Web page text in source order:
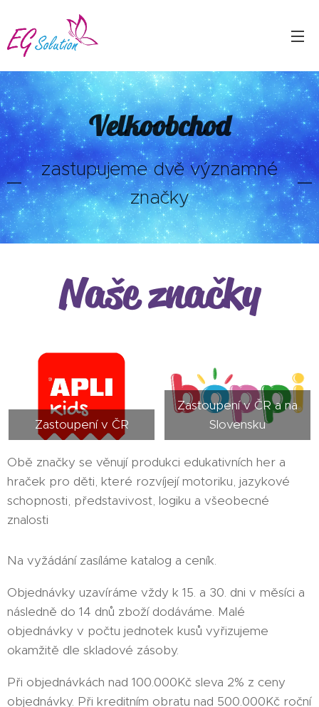
Velkoobchod
zastupujeme dvě významné
značky
Naše značky
Zastoupení v ČR
Zastoupení v ČR a na
Slovensku
Obě značky se věnují produkci edukativních her a
hraček pro děti, které rozvíjejí motoriku, jazykové
schopnosti, představivost, logiku a všeobecné
znalosti
Na vyžádání zasíláme katalog a ceník.
Objednávky uzavíráme vždy k 15. a 30. dni v měsíci a
následně do 14 dnů zboží dodáváme. Malé
objednávky v počtu jednotek kusů vyřizujeme
okamžitě dle skladové zásoby.
Při objednávkách nad 100.000Kč sleva 2% z ceny
objednávky. Při kreditním obratu nad 500.000Kč roční